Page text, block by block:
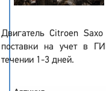
Двигатель Citroen
поставки на учет в
течении 1-3 дней.